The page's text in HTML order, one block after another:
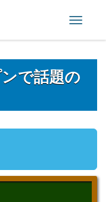
Toggle
で話題の